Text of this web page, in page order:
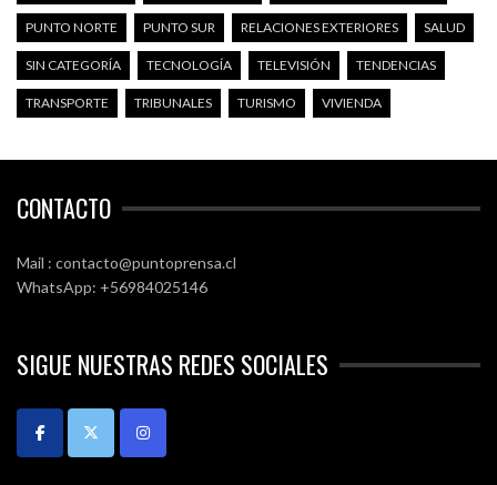
PUNTO NORTE PUNTO SUR RELACIONES EXTERIORES SALUD
SIN CATEGORÍA TECNOLOGÍA TELEVISIÓN TENDENCIAS
TRANSPORTE TRIBUNALES TURISMO VIVIENDA
CONTACTO
Mail : contacto@puntoprensa.cl
WhatsApp: +56984025146
SIGUE NUESTRAS REDES SOCIALES